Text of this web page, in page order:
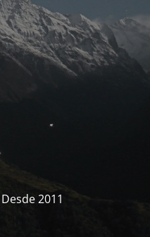
2011